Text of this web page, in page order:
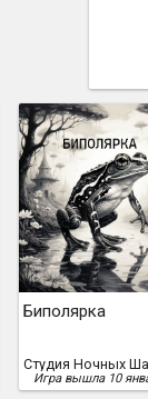
Биполярка
Игра вышла 10